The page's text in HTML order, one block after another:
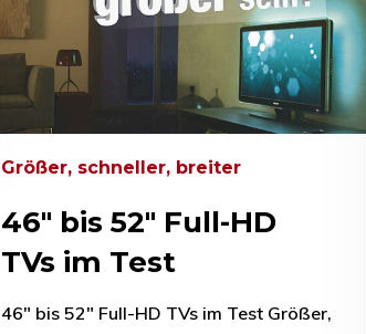
Größer, schneller, breiter
46″ bis 52″ Full-HD
TVs im Test
46" bis 52" Full-HD TVs im Test Größer,